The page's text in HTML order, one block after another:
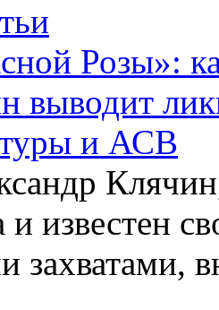
Розы»:
выводит
и АСВ
и известен
захватами,